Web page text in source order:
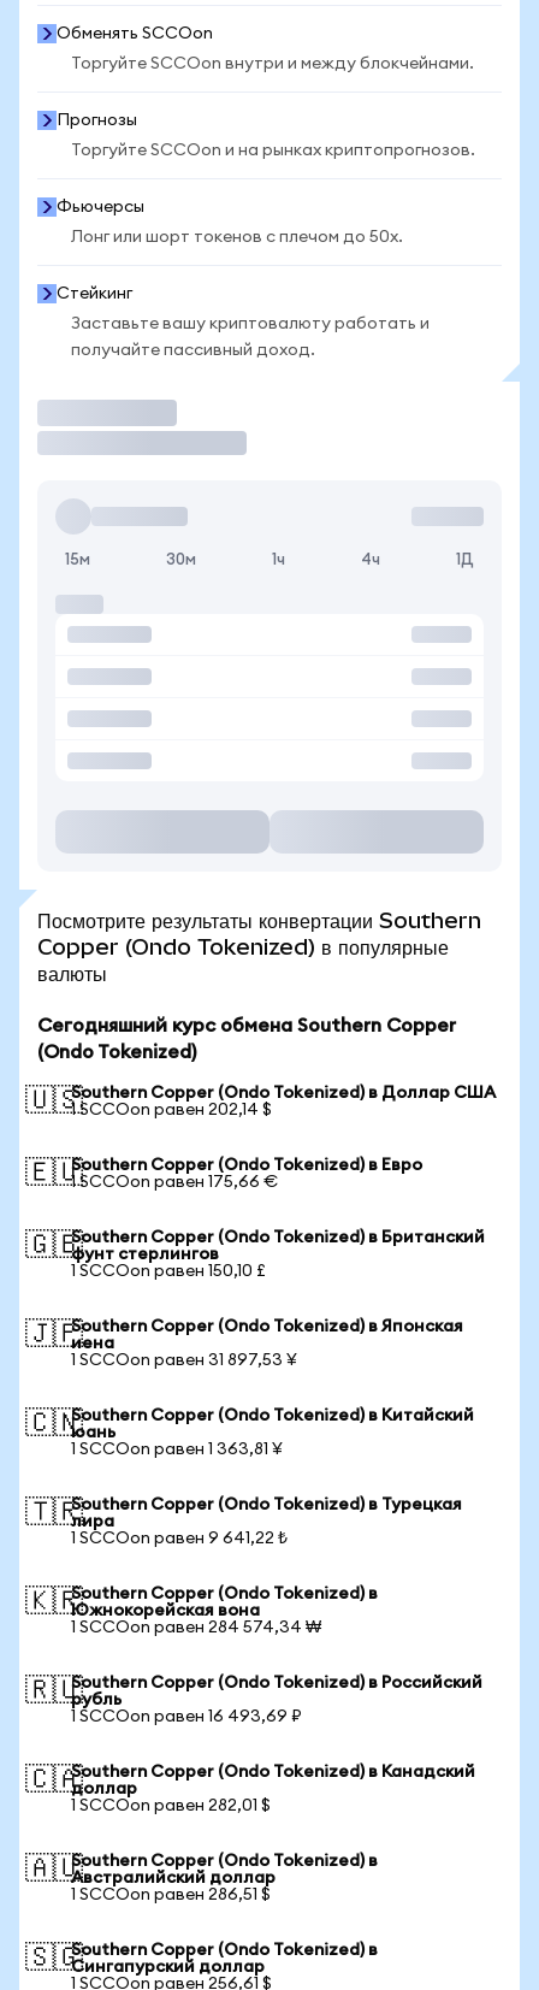
Обменять SCCOon
Торгуйте SCCOon внутри и между блокчейнами.
Прогнозы
Торгуйте SCCOon и на рынках криптопрогнозов.
Фьючерсы
Лонг или шорт токенов с плечом до 50x.
Стейкинг
Заставьте вашу криптовалюту работать и
получайте пассивный доход.
15м 30м 1ч 4ч 1Д
Посмотрите результаты конвертации Southern
Copper (Ondo Tokenized) в популярные
валюты
Сегодняшний курс обмена Southern Copper
(Ondo Tokenized)
🇺🇸Southern Copper (Ondo Tokenized) в Доллар США
1 SCCOon равен 202,14 $
🇪🇺Southern Copper (Ondo Tokenized) в Евро
1 SCCOon равен 175,66 €
🇬🇧Southern Copper (Ondo Tokenized) в Британский
фунт стерлингов
1 SCCOon равен 150,10 £
🇯🇵Southern Copper (Ondo Tokenized) в Японская
иена
1 SCCOon равен 31 897,53 ¥
🇨🇳Southern Copper (Ondo Tokenized) в Китайский
юань
1 SCCOon равен 1 363,81 ¥
🇹🇷Southern Copper (Ondo Tokenized) в Турецкая
лира
1 SCCOon равен 9 641,22 ₺
🇰🇷Southern Copper (Ondo Tokenized) в
Южнокорейская вона
1 SCCOon равен 284 574,34 ₩
🇷🇺Southern Copper (Ondo Tokenized) в Российский
рубль
1 SCCOon равен 16 493,69 ₽
🇨🇦Southern Copper (Ondo Tokenized) в Канадский
доллар
1 SCCOon равен 282,01 $
🇦🇺Southern Copper (Ondo Tokenized) в
Австралийский доллар
1 SCCOon равен 286,51 $
🇸🇬Southern Copper (Ondo Tokenized) в
Сингапурский доллар
1 SCCOon равен 256,61 $